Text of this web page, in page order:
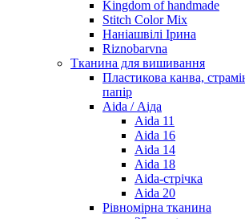
Kingdom of handmade
Stitch Color Mix
Наніашвілі Ірина
Riznobarvna
Тканина для вишивання
Пластикова канва,
папір
Aida / Аіда
Aida 11
Aida 16
Aida 14
Aida 18
Aida-стрічка
Aida 20
Рівномірна тканина